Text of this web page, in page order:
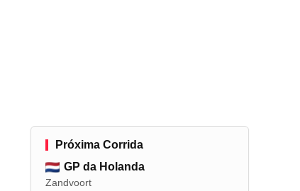
Próxima Corrida
GP da Holanda
Zandvoort